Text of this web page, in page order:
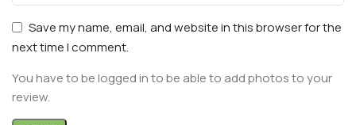
Save my name, email, and website in this browser for the
next time I comment.
You have to be logged in to be able to add photos to your
review.